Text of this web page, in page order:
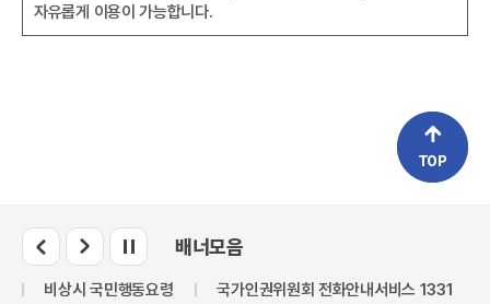
자유롭게 이용이 가능합니다.
배너모음
비상시 국민행동요령 국가인권위원회 전화안내서비스 1331